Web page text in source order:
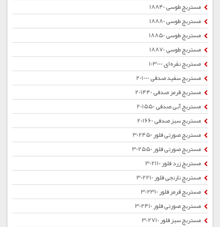
مستربچ طوسی 18840
مستربچ طوسی 18880
مستربچ طوسی 18850
مستربچ طوسی 18870
مستربچ نقره ای 103000
مستربچ سفید صدفی 201000
مستربچ قرمز صدفی 201440
مستربچ آبی صدفی 201550
مستربچ سبز صدفی 201660
مستربچ صورتی فلور 302450
مستربچ صورتی فلور 302550
مستربچ زرد فلور 302110
مستربچ نارنجی فلور 302210
مستربچ قرمز فلور 302310
مستربچ صورتی فلور 302410
مستربچ سبز فلور 302710